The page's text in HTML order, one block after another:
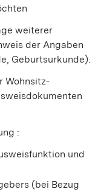
weiterer
der Angaben
Geburtsurkunde).
Wohnsitz-
:
und
(bei Bezug